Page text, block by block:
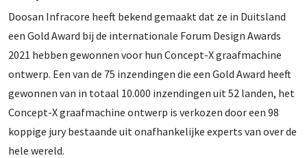
Doosan Infracore heeft bekend gemaakt dat ze in Duitsland
een Gold Award bij de internationale Forum Design Awards
2021 hebben gewonnen voor hun Concept-X graafmachine
ontwerp. Een van de 75 inzendingen die een Gold Award heeft
gewonnen van in totaal 10.000 inzendingen uit 52 landen, het
Concept-X graafmachine ontwerp is verkozen door een 98
koppige jury bestaande uit onafhankelijke experts van over de
hele wereld.